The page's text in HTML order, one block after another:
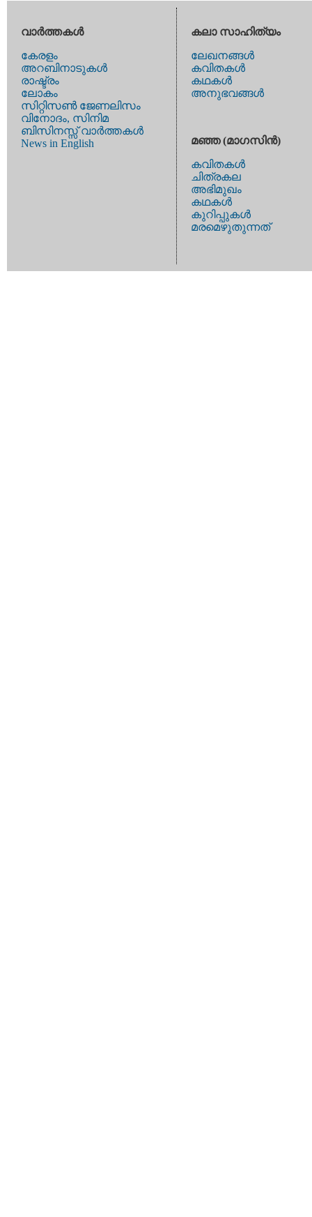
വാര്‍ത്തകള്‍
കേരളം
അറബിനാടുകള്‍
രാഷ്ട്രം
ലോകം
സിറ്റിസണ്‍ ജേണലിസം
വിനോദം, സിനിമ
ബിസിനസ്സ് വാര്‍ത്തകള്‍
News in English
കലാ സാഹിത്യം
ലേഖനങ്ങള്‍
കവിതകള്‍
കഥകള്‍
അനുഭവങ്ങള്‍
മഞ്ഞ (മാഗസിന്‍)
കവിതകള്‍
ചിത്രകല
അഭിമുഖം
കഥകള്‍
കുറിപ്പുകള്‍
മരമെഴുതുന്നത്